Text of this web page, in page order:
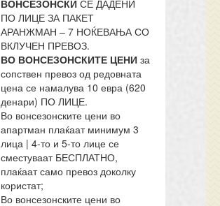
ВОНСЕЗОНСКИ СЕ ДАДЕНИ
ПО ЛИЦЕ ЗА ПАКЕТ
АРАНЖМАН – 7 НОЌЕВАЊА СО
ВКЛУЧЕН ПРЕВОЗ.
ВО ВОНСЕЗОНСКИТЕ ЦЕНИ за
сопствен превоз од редовната
цена се намалува 10 евра (620
денари) ПО ЛИЦЕ.
Во вонсезонските цени во
апартман плаќаат минимум 3
лица | 4-то и 5-то лице се
сместуваат БЕСПЛАТНО,
плаќаат само превоз доколку
користат;
Во вонсезонските цени во